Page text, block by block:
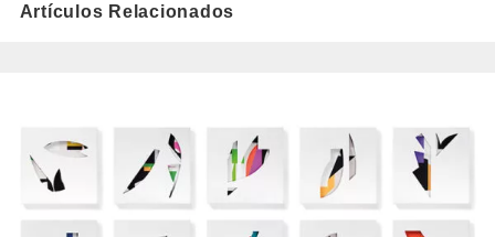
Artículos Relacionados